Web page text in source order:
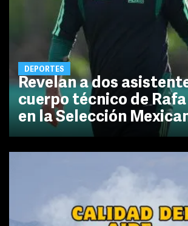
DEPORTES
Revelan a dos
cuerpo técnico de
en la Selección